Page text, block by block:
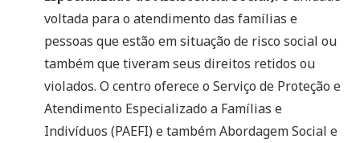
voltada para o atendimento das famílias e
pessoas que estão em situação de risco social ou
também que tiveram seus direitos retidos ou
violados. O centro oferece o Serviço de Proteção e
Atendimento Especializado a Famílias e
Indivíduos (PAEFI) e também Abordagem Social e